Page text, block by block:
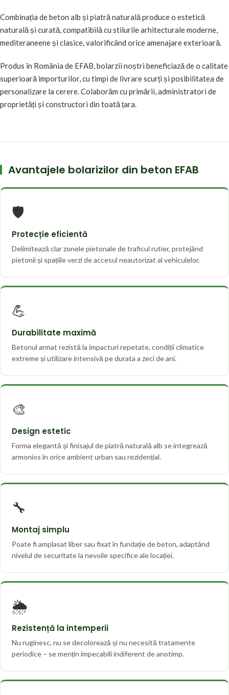
Combinația de beton alb și piatră naturală produce o estetică
naturală și curată, compatibilă cu stilurile arhitecturale moderne,
mediteraneene și clasice, valorificând orice amenajare exterioară.
Produs în România de EFAB, bolarzii noștri beneficiază de o calitate
superioară importurilor, cu timpi de livrare scurți și posibilitatea de
personalizare la cerere. Colaborăm cu primării, administratori de
proprietăți și constructori din toată țara.
Avantajele bolarizilor din beton EFAB
🛡️
Protecție eficientă
Delimitează clar zonele pietonale de traficul rutier, protejând
pietonii și spațiile verzi de accesul neautorizat al vehiculelor.
💪
Durabilitate maximă
Betonul armat rezistă la impacturi repetate, condiții climatice
extreme și utilizare intensivă pe durata a zeci de ani.
🎨
Design estetic
Forma elegantă și finisajul de piatră naturală alb se integrează
armonios în orice ambient urban sau rezidențial.
🔧
Montaj simplu
Poate fi amplasat liber sau fixat în fundație de beton, adaptând
nivelul de securitate la nevoile specifice ale locației.
🌦️
Rezistență la intemperii
Nu ruginesc, nu se decolorează și nu necesită tratamente
periodice – se mențin impecabili indiferent de anotimp.